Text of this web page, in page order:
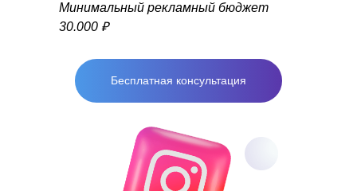
Минимальный рекламный бюджет
30.000 ₽
Бесплатная консультация